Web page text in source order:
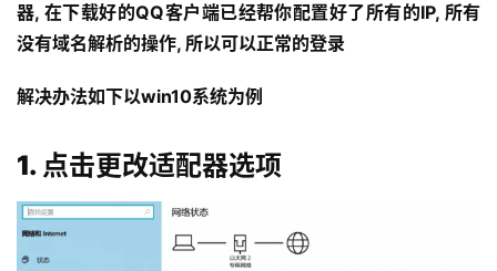
器, 在下载好的QQ客户端已经帮你配置好了所有的IP, 所有
没有域名解析的操作, 所以可以正常的登录
解决办法如下以win10系统为例
1. 点击更改适配器选项